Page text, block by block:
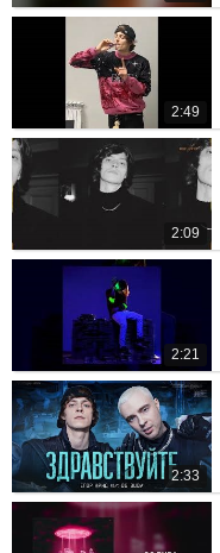
2:49
2:09
2:21
2:33